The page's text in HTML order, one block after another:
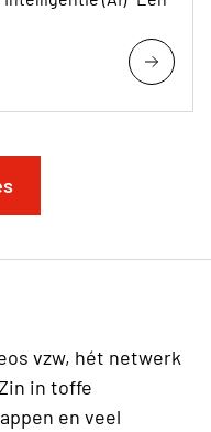
vzw, hét netwerk
in toffe
en veel